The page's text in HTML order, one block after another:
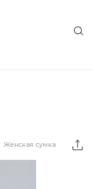
Женская сумка